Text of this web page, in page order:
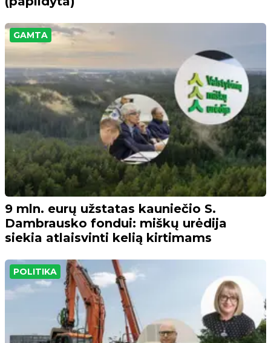
GAMTA
9 mln. eurų užstatas kauniečio S.
Dambrausko fondui: miškų urėdija
siekia atlaisvinti kelią kirtimams
POLITIKA